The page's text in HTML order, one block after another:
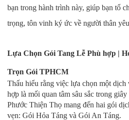
bạn trong hành trình này, giúp bạn tổ
trọng, tôn vinh ký ức về người thân
Lựa Chọn Gói Tang Lễ Phù hợp |
Trọn Gói TPHCM
Thấu hiểu rằng việc lựa chọn một dịch
hợp là mối quan tâm sâu sắc trong
Phước Thiện Thọ mang đến hai gói
vẹn: Gói Hỏa Táng và Gói An Táng.